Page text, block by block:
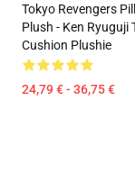
Tokyo Revengers
Plush - Ken Ryuguji
Cushion Plushie
24,79 € - 36,75 €